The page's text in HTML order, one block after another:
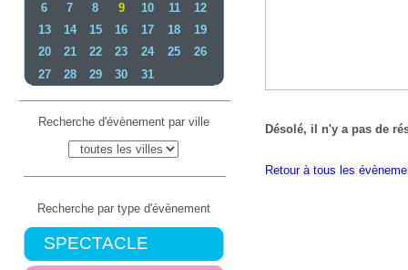
6
7 8 9 10 11
12
13
14 15 16 17 18
19
20
21 22 23 24 25
26
27
28 29 30 31
Recherche d'évènement par ville
Recherche par type d'évènement
SPECTACLE
Désolé, il n'y a pas de
Retour à tous les